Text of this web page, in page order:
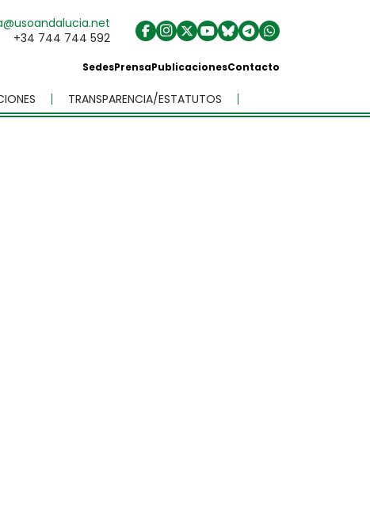
+34 744 744 592
SedesPrensaPublicacionesContacto
TRANSPARENCIA/ESTATUTOS